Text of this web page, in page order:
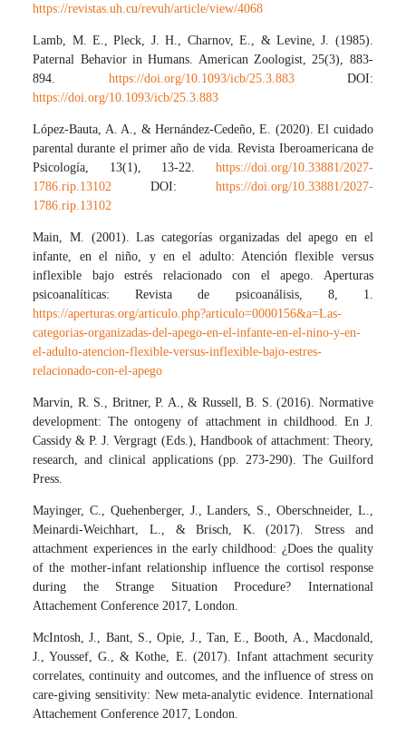
https://revistas.uh.cu/revuh/article/view/4068
Lamb, M. E., Pleck, J. H., Charnov, E., & Levine, J. (1985).
Paternal Behavior in Humans. American Zoologist, 25(3), 883-
894. https://doi.org/10.1093/icb/25.3.883DOI:
https://doi.org/10.1093/icb/25.3.883
López-Bauta, A. A., & Hernández-Cedeño, E. (2020). El cuidado
parental durante el primer año de vida. Revista Iberoamericana de
Psicología, 13(1), 13-22. https://doi.org/10.33881/2027-
1786.rip.13102 DOI: https://doi.org/10.33881/2027-
1786.rip.13102
Main, M. (2001). Las categorías organizadas del apego en el
infante, en el niño, y en el adulto: Atención flexible versus
inflexible bajo estrés relacionado con el apego. Aperturas
psicoanalíticas: Revista de psicoanálisis, 8, 1.
https://aperturas.org/articulo.php?articulo=0000156&a=Las-
categorias-organizadas-del-apego-en-el-infante-en-el-nino-y-en-
el-adulto-atencion-flexible-versus-inflexible-bajo-estres-
relacionado-con-el-apego
Marvin, R. S., Britner, P. A., & Russell, B. S. (2016). Normative
development: The ontogeny of attachment in childhood. En J.
Cassidy & P. J. Vergragt (Eds.), Handbook of attachment: Theory,
research, and clinical applications (pp. 273-290). The Guilford
Press.
Mayinger, C., Quehenberger, J., Landers, S., Oberschneider, L.,
Meinardi-Weichhart, L., & Brisch, K. (2017). Stress and
attachment experiences in the early childhood: ¿Does the quality
of the mother-infant relationship influence the cortisol response
during the Strange Situation Procedure? International
Attachement Conference 2017, London.
McIntosh, J., Bant, S., Opie, J., Tan, E., Booth, A., Macdonald,
J., Youssef, G., & Kothe, E. (2017). Infant attachment security
correlates, continuity and outcomes, and the influence of stress on
care-giving sensitivity: New meta-analytic evidence. International
Attachement Conference 2017, London.